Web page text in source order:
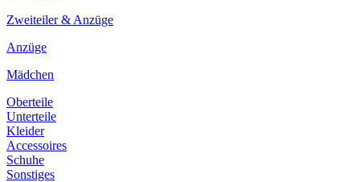
Zweiteiler & Anzüge
Anzüge
Mädchen
Oberteile
Unterteile
Kleider
Accessoires
Schuhe
Sonstiges